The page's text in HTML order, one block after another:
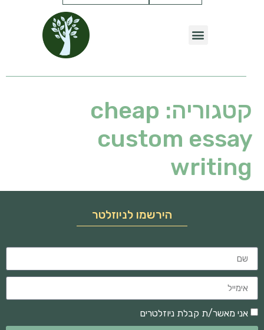
קטגוריה: cheap
custom essay
writing
הירשמו לניוזלטר
אני מאשר/ת קבלת ניוזלטרים